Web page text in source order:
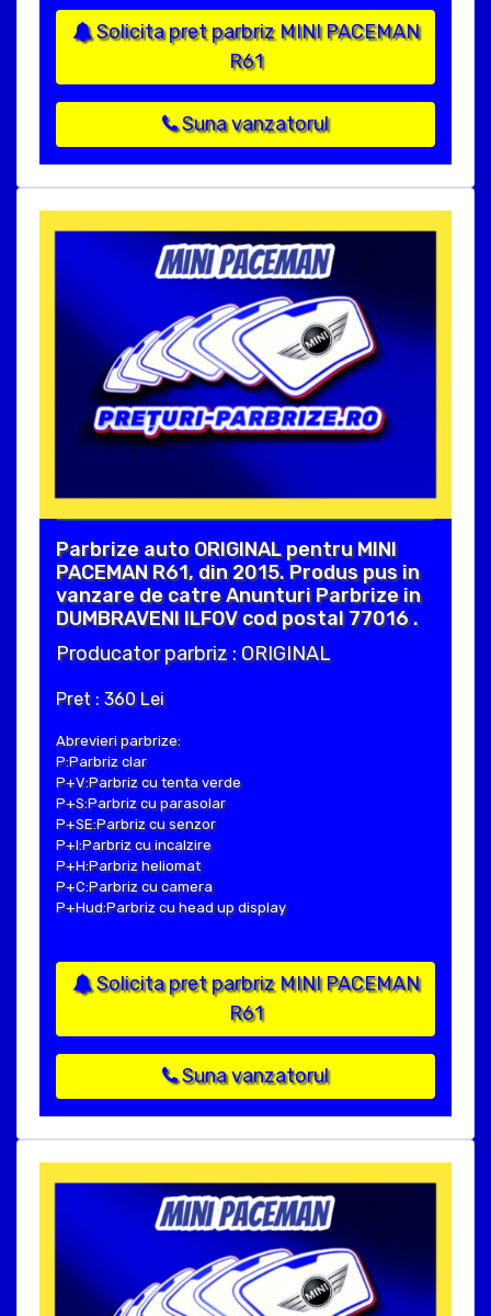
Solicita pret parbriz MINI PACEMAN
R61
Suna vanzatorul
Parbrize auto ORIGINAL pentru MINI
PACEMAN R61, din 2015. Produs pus in
vanzare de catre Anunturi Parbrize in
DUMBRAVENI ILFOV cod postal 77016 .
Producator parbriz : ORIGINAL
Pret : 360 Lei
Abrevieri parbrize:
P:Parbriz clar
P+V:Parbriz cu tenta verde
P+S:Parbriz cu parasolar
P+SE:Parbriz cu senzor
P+I:Parbriz cu incalzire
P+H:Parbriz heliomat
P+C:Parbriz cu camera
P+Hud:Parbriz cu head up display
Solicita pret parbriz MINI PACEMAN
R61
Suna vanzatorul